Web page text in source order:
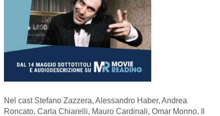
Nel cast Stefano Zazzera, Alessandro Haber, Andrea
Roncato, Carla Chiarelli, Mauro Cardinali, Omar Monno. Il